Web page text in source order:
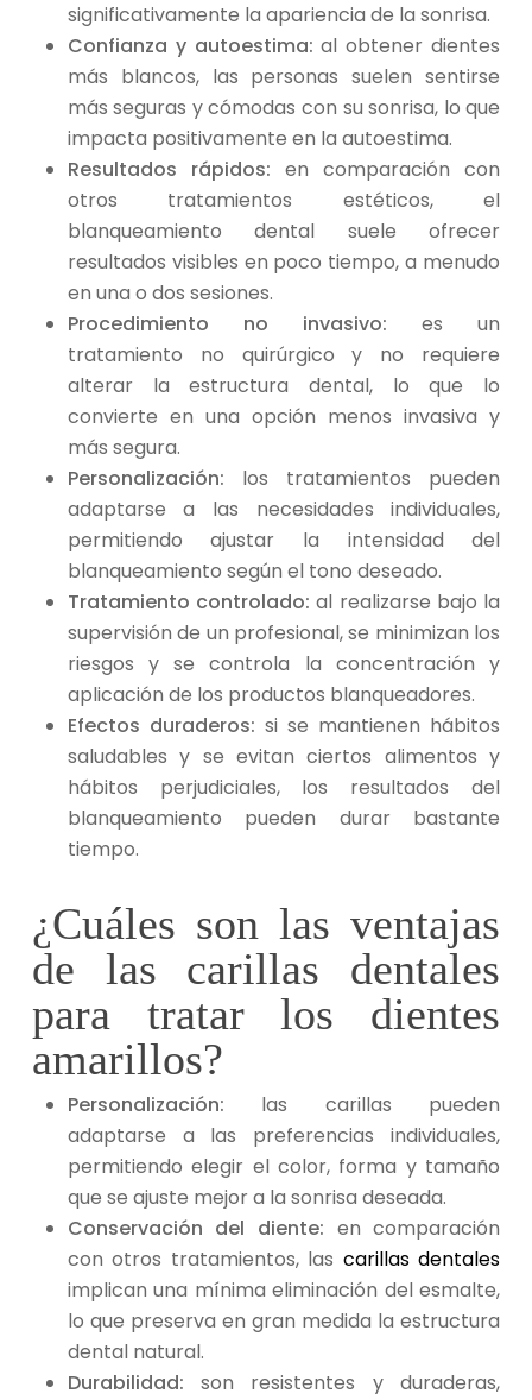
significativamente la apariencia de la sonrisa.
Confianza y autoestima: al obtener dientes
más blancos, las personas suelen sentirse
más seguras y cómodas con su sonrisa, lo que
impacta positivamente en la autoestima.
Resultados rápidos: en comparación con
otros tratamientos estéticos, el
blanqueamiento dental suele ofrecer
resultados visibles en poco tiempo, a menudo
en una o dos sesiones.
Procedimiento no invasivo:es un
tratamiento no quirúrgico y no requiere
alterar la estructura dental, lo que lo
convierte en una opción menos invasiva y
más segura.
Personalización: los tratamientos pueden
adaptarse a las necesidades individuales,
permitiendo ajustar la intensidad del
blanqueamiento según el tono deseado.
Tratamiento controlado: al realizarse bajo la
supervisión de un profesional, se minimizan los
riesgos y se controla la concentración y
aplicación de los productos blanqueadores.
Efectos duraderos: si se mantienen hábitos
saludables y se evitan ciertos alimentos y
hábitos perjudiciales, los resultados del
blanqueamiento pueden durar bastante
tiempo.
¿Cuáles son las ventajas
de las carillas dentales
para tratar los dientes
amarillos?
Personalización: las carillas pueden
adaptarse a las preferencias individuales,
permitiendo elegir el color, forma y tamaño
que se ajuste mejor a la sonrisa deseada.
Conservación del diente: en comparación
con otros tratamientos, las carillas dentales
implican una mínima eliminación del esmalte,
lo que preserva en gran medida la estructura
dental natural.
Durabilidad: son resistentes y duraderas,